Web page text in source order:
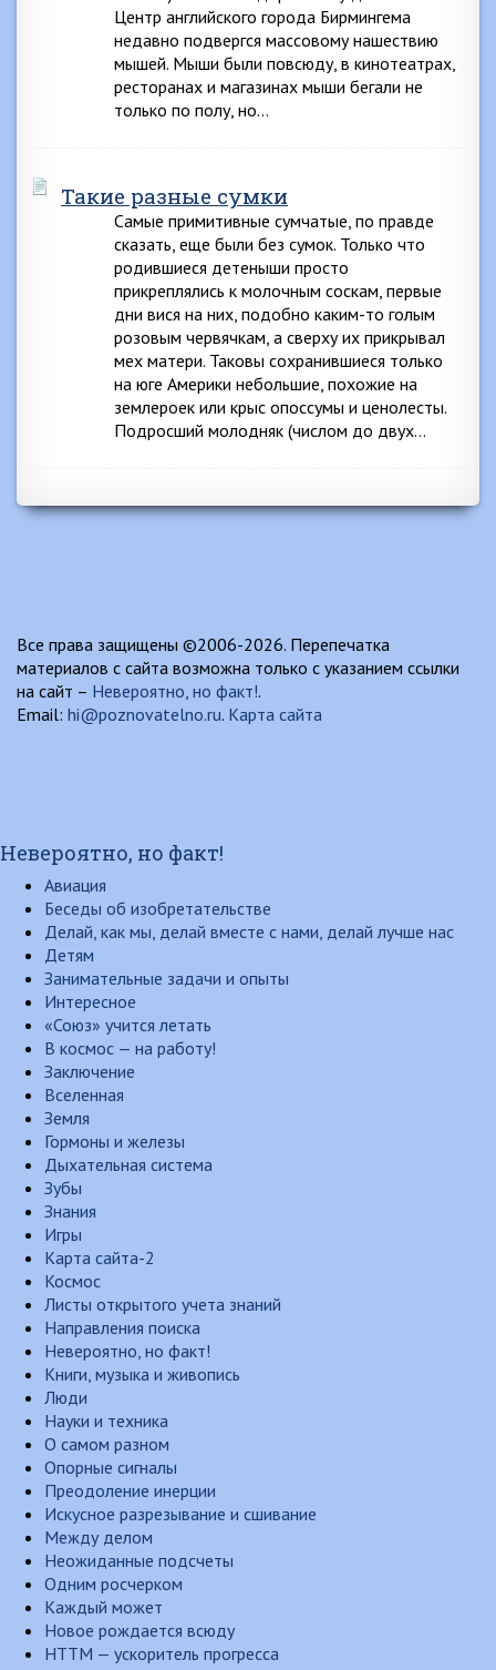
Центр английского города Бирмингема
недавно подвергся массовому нашествию
мышей. Мыши были повсюду, в кинотеатрах,
ресторанах и магазинах мыши бегали не
только по полу, но…
Такие разные сумки
Самые примитивные сумчатые, по правде
сказать, еще были без сумок. Только что
родившиеся детеныши просто
прикреплялись к молочным соскам, первые
дни вися на них, подобно каким-то голым
розовым червячкам, а сверху их прикрывал
мех матери. Таковы сохранившиеся только
на юге Америки небольшие, похожие на
землероек или крыс опоссумы и ценолесты.
Подросший молодняк (числом до двух…
Все права защищены ©2006-2026. Перепечатка
материалов с сайта возможна только с указанием ссылки
на сайт – Невероятно, но факт!.
Email: hi@poznovatelno.ru. Карта сайта
Невероятно, но факт!
Авиация
Беседы об изобретательстве
Делай, как мы, делай вместе с нами, делай лучше нас
Детям
Занимательные задачи и опыты
Интересное
«Союз» учится летать
В космос — на работу!
Заключение
Вселенная
Земля
Гормоны и железы
Дыхательная система
Зубы
Знания
Игры
Карта сайта-2
Космос
Листы открытого учета знаний
Направления поиска
Невероятно, но факт!
Книги, музыка и живопись
Люди
Науки и техника
О самом разном
Опорные сигналы
Преодоление инерции
Искусное разрезывание и сшивание
Между делом
Неожиданные подсчеты
Одним росчерком
Каждый может
Новое рождается всюду
НТТМ — ускоритель прогресса